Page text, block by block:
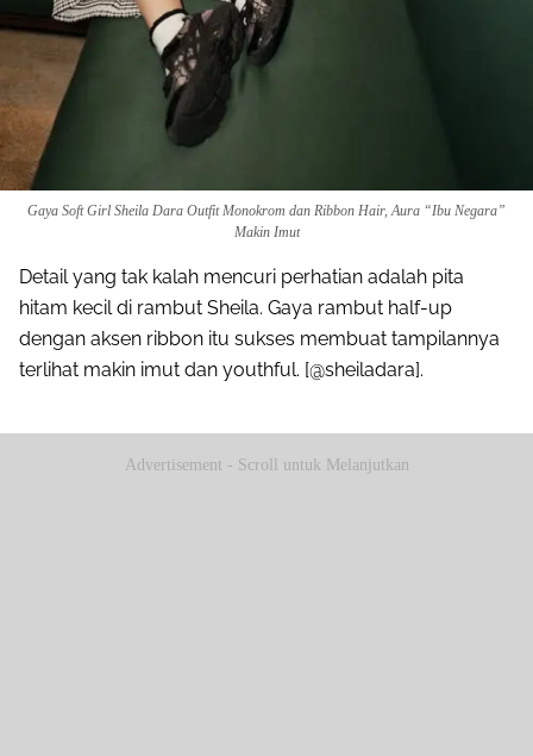
Gaya Soft Girl Sheila Dara Outfit Monokrom dan Ribbon Hair, Aura “Ibu Negara”
Makin Imut
Detail yang tak kalah mencuri perhatian adalah pita
hitam kecil di rambut Sheila. Gaya rambut half-up
dengan aksen ribbon itu sukses membuat tampilannya
terlihat makin imut dan youthful. [@sheiladara].
Advertisement - Scroll untuk Melanjutkan